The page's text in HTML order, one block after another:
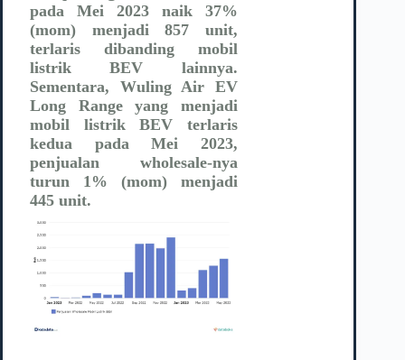
pada Mei 2023 naik 37%
(mom) menjadi 857 unit,
terlaris dibanding mobil
listrik BEV lainnya.
Sementara, Wuling Air EV
Long Range yang menjadi
mobil listrik BEV terlaris
kedua pada Mei 2023,
penjualan wholesale-nya
turun 1% (mom) menjadi
445 unit.